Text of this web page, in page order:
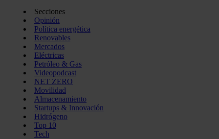
Secciones
Opinión
Política energética
Renovables
Mercados
Eléctricas
Petróleo & Gas
Videopodcast
NET ZERO
Movilidad
Almacenamiento
Startups & Innovación
Hidrógeno
Top 10
Tech